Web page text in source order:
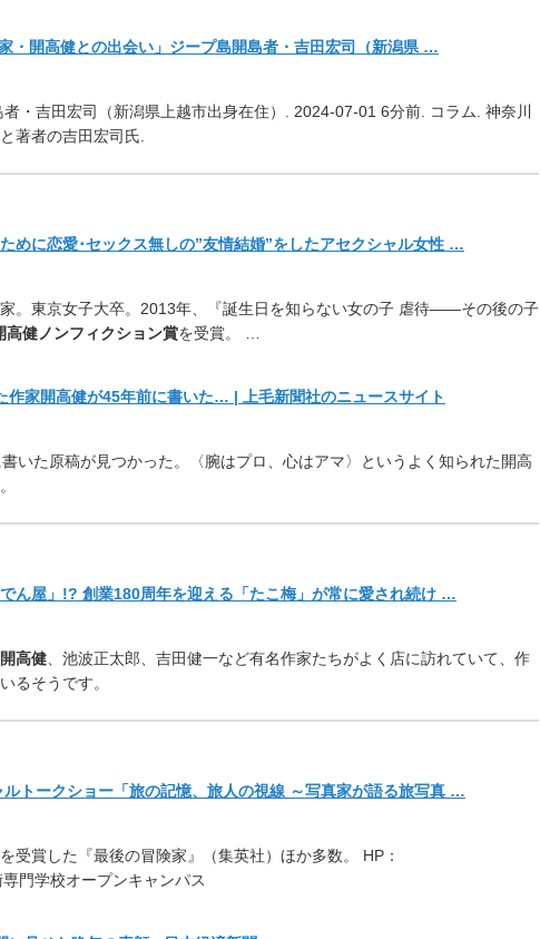
・開高健との出会い」ジープ島開島者・吉田宏司（新潟県 …
・吉田宏司（新潟県上越市出身在住）. 2024-07-01 6分前. コラム. 神奈川
著者の吉田宏司氏.
めに恋愛･セックス無しの”友情結婚”をしたアセクシャル女性 …
。東京女子大卒。 2013年、『誕生日を知らない女の子 虐待――その後の子
高健ノンフィクション賞を受賞。 …
作家開高健が45年前に書いた… | 上毛新聞社のニュースサイト
いた原稿が見つかった。〈腕はプロ、心はアマ〉というよく知られた開高
ん屋」!? 創業180周年を迎える「たこ梅」が常に愛され続け …
開高健 、池波正太郎、 吉田健一など有名作家たちがよく店に訪れていて、 作
るそうです。
ルトークショー「旅の記憶、旅人の視線 ～写真家が語る旅写真 …
を受賞した『最後の冒険家』（集英社）ほか多数。 HP：
門学校オープンキャンパス